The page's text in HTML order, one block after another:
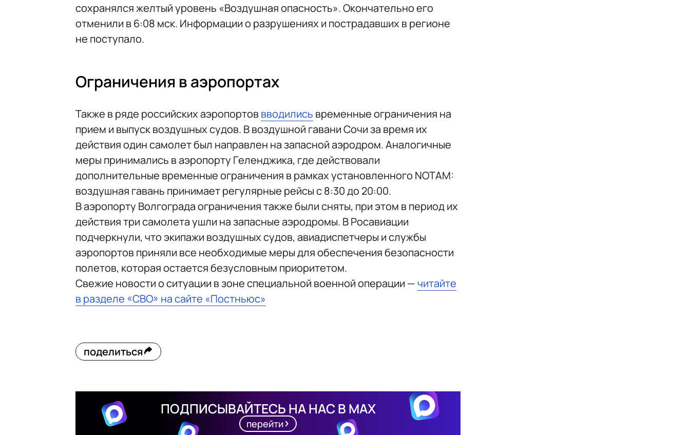
сохранялся желтый уровень «Воздушная опасность». Окончательно его
отменили в 6:08 мск. Информации о разрушениях и пострадавших в регионе
не поступало.
Ограничения в аэропортах
Также в ряде российских аэропортов вводились временные ограничения на
прием и выпуск воздушных судов. В воздушной гавани Сочи за время их
действия один самолет был направлен на запасной аэродром. Аналогичные
меры принимались в аэропорту Геленджика, где действовали
дополнительные временные ограничения в рамках установленного NOTAM:
воздушная гавань принимает регулярные рейсы с 8:30 до 20:00.
В аэропорту Волгограда ограничения также были сняты, при этом в период их
действия три самолета ушли на запасные аэродромы. В Росавиации
подчеркнули, что экипажи воздушных судов, авиадиспетчеры и службы
аэропортов приняли все необходимые меры для обеспечения безопасности
полетов, которая остается безусловным приоритетом.
Свежие новости о ситуации в зоне специальной военной операции —читайте
в разделе «СВО» на сайте «Постньюс»
поделиться
ПОДПИСЫВАЙТЕСЬ НА НАС В MAX
перейти